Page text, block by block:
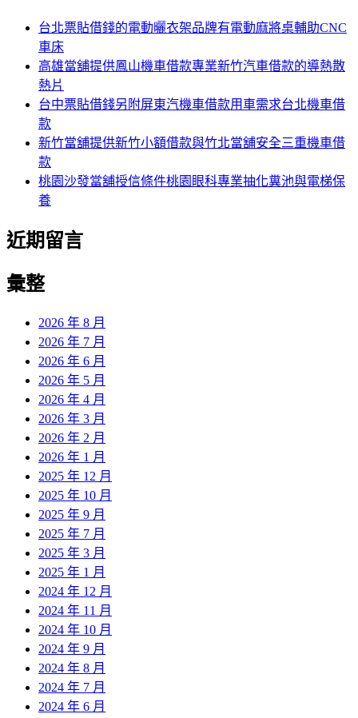
台北票貼借錢的電動曬衣架品牌有電動麻將桌輔助CNC
車床
高雄當舖提供鳳山機車借款專業新竹汽車借款的導熱散
熱片
台中票貼借錢另附屏東汽機車借款用車需求台北機車借
款
新竹當舖提供新竹小額借款與竹北當舖安全三重機車借
款
桃園沙發當舖授信條件桃園眼科專業抽化糞池與電梯保
養
近期留言
彙整
2026 年 8 月
2026 年 7 月
2026 年 6 月
2026 年 5 月
2026 年 4 月
2026 年 3 月
2026 年 2 月
2026 年 1 月
2025 年 12 月
2025 年 10 月
2025 年 9 月
2025 年 7 月
2025 年 3 月
2025 年 1 月
2024 年 12 月
2024 年 11 月
2024 年 10 月
2024 年 9 月
2024 年 8 月
2024 年 7 月
2024 年 6 月